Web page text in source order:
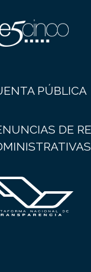
PÚBLICA
DE